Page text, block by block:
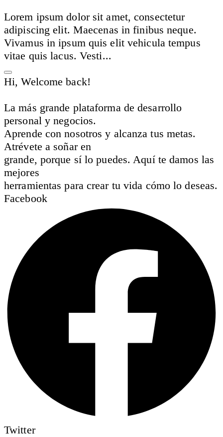
Lorem ipsum dolor sit amet, consectetur
adipiscing elit. Maecenas in finibus neque.
Vivamus in ipsum quis elit vehicula tempus
vitae quis lacus. Vesti...
Hi, Welcome back!
La más grande plataforma de desarrollo
personal y negocios.
Aprende con nosotros y alcanza tus metas.
Atrévete a soñar en
grande, porque sí lo puedes. Aquí te damos las
mejores
herramientas para crear tu vida cómo lo deseas.
Facebook
Twitter